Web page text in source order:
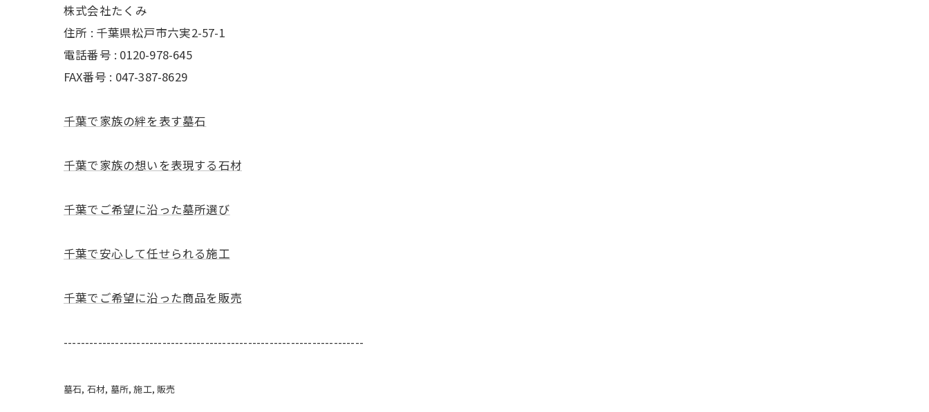
株式会社たくみ
住所 : 千葉県松戸市六実2-57-1
電話番号 : 0120-978-645
FAX番号 : 047-387-8629
千葉で家族の絆を表す墓石
千葉で家族の想いを表現する石材
千葉でご希望に沿った墓所選び
千葉で安心して任せられる施工
千葉でご希望に沿った商品を販売
----------------------------------------------------------------------
墓石 石材 墓所 施工 販売